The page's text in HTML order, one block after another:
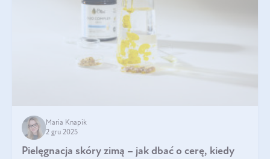
Maria Knapik
2 gru 2025
Pielęgnacja skóry zimą – jak dbać o cerę, kiedy